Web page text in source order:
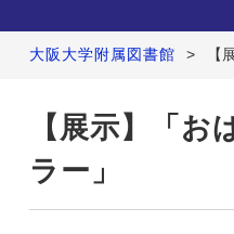
利用案内
資料を探す
学習・研究支援
大阪大学附属図書館 > 【
【展示】「
ラー」